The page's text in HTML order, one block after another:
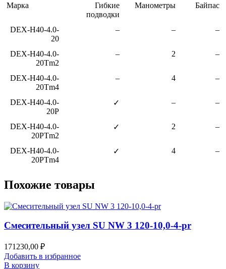
Марка
Гибкие
подводки
Манометры Байпас
DEX-H40-4.0-
20
– – –
DEX-H40-4.0-
20Tm2
– 2 –
DEX-H40-4.0-
20Tm4
– 4 –
DEX-H40-4.0-
20P
✓ – –
DEX-H40-4.0-
20PTm2
✓ 2 –
DEX-H40-4.0-
20PTm4
✓ 4 –
Похожие товары
Смесительный узел SU NW 3 120-10,0-4-pr
171230,00 ₽
Добавить в избранное
В корзину